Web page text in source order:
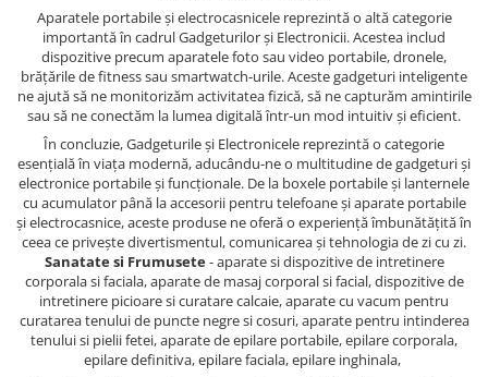
Aparatele portabile și electrocasnicele reprezintă o altă categorie
importantă în cadrul Gadgeturilor și Electronicii. Acestea includ
dispozitive precum aparatele foto sau video portabile, dronele,
brățările de fitness sau smartwatch-urile. Aceste gadgeturi inteligente
ne ajută să ne monitorizăm activitatea fizică, să ne capturăm amintirile
sau să ne conectăm la lumea digitală într-un mod intuitiv și eficient.
În concluzie, Gadgeturile și Electronicele reprezintă o categorie
esențială în viața modernă, aducându-ne o multitudine de gadgeturi și
electronice portabile și funcționale. De la boxele portabile și lanternele
cu acumulator până la accesorii pentru telefoane și aparate portabile
și electrocasnice, aceste produse ne oferă o experiență îmbunătățită în
ceea ce privește divertismentul, comunicarea și tehnologia de zi cu zi.
Sanatate si Frumusete- aparate si dispozitive de intretinere
corporala si faciala, aparate de masaj corporal si facial, dispozitive de
intretinere picioare si curatare calcaie, aparate cu vacum pentru
curatarea tenului de puncte negre si cosuri, aparate pentru intinderea
tenului si pielii fetei, aparate de epilare portabile, epilare corporala,
epilare definitiva, epilare faciala, epilare inghinala,